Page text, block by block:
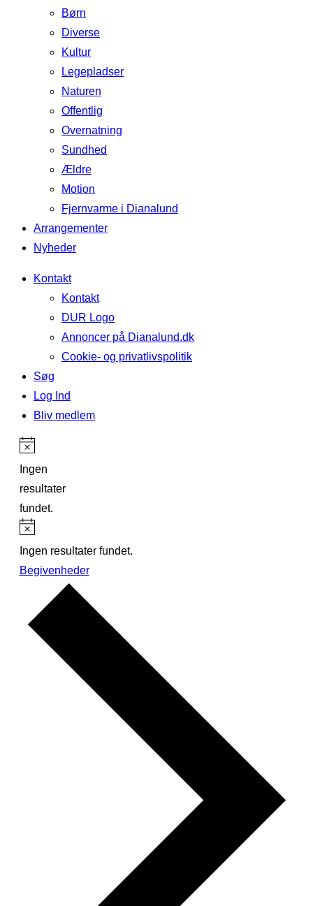
Børn
Diverse
Kultur
Legepladser
Naturen
Offentlig
Overnatning
Sundhed
Ældre
Motion
Fjernvarme i Dianalund
Arrangementer
Nyheder
Kontakt
Kontakt
DUR Logo
Annoncer på Dianalund.dk
Cookie- og privatlivspolitik
Søg
Log Ind
Bliv medlem
Ingen
resultater
fundet.
Ingen resultater fundet.
Begivenheder